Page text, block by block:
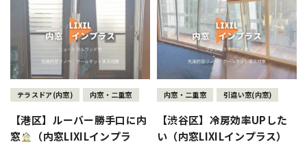
テラスドア(内窓) 内窓・二重窓
【港区】ルーバー勝手口に内
窓
（内窓LIXILインプラ
内窓・二重窓 引違い窓(内窓)
【渋谷区】冷房効率UPした
い（内窓LIXILインプラス）